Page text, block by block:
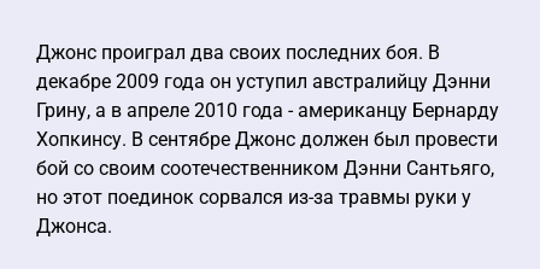
Джонс проиграл два своих последних боя. В
декабре 2009 года он уступил австралийцу Дэнни
Грину, а в апреле 2010 года - американцу Бернарду
Хопкинсу. В сентябре Джонс должен был провести
бой со своим соотечественником Дэнни Сантьяго,
но этот поединок сорвался из-за травмы руки у
Джонса.